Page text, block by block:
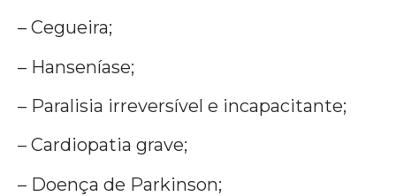
– Cegueira;
– Hanseníase;
– Paralisia irreversível e incapacitante;
– Cardiopatia grave;
– Doença de Parkinson;